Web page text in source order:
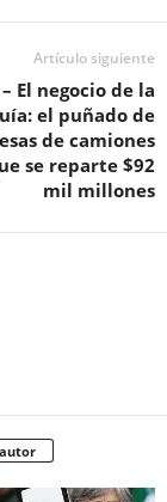
Artículo siguiente
El negocio de la
el puñado de
de camiones
se reparte $92
mil millones